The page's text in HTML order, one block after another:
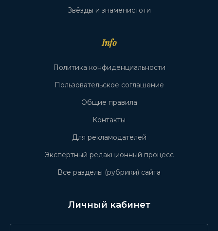
Звёзды и знаменистоти
Info
Политика конфиденциальности
Пользовательское соглашение
Общие правила
Контакты
Для рекламодателей
Экспертный редакционный процесс
Все разделы (рубрики) сайта
Личный кабинет